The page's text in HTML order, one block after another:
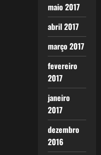
maio 2017
abril 2017
março 2017
fevereiro
2017
janeiro
2017
dezembro
2016